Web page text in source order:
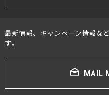
プロジェクター・スクリーン
サウンドバー・アンプ内蔵型ス
最新情報、キャンペーン情報な
す。
MAIL